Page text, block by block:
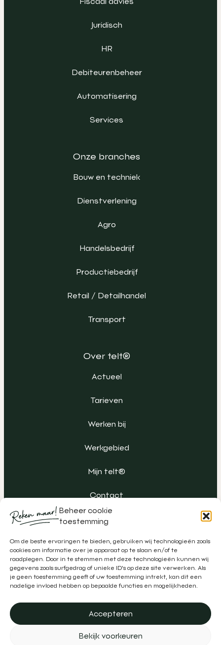
Beheer cookie
toestemming
Om de beste ervaringen te bieden, gebruiken wij technologieën zoals
cookies om informatie over je apparaat op te slaan en/of te
raadplegen. Door in te stemmen met deze technologieën kunnen wij
gegevens zoals surfgedrag of unieke ID's op deze site verwerken. Als
je geen toestemming geeft of uw toestemming intrekt, kan dit een
nadelige invloed hebben op bepaalde functies en mogelijkheden.
Accepteren
Bekijk voorkeuren
Juridisch
HR
Debiteurenbeheer
Automatisering
Services
Onze branches
Bouw en techniek
Dienstverlening
Agro
Handelsbedrijf
Productiebedrijf
Retail / Detailhandel
Transport
Over telt®
Actueel
Tarieven
Werken bij
Werkgebied
Mijn telt®
Contact
Algemene voorwaarden
Klachtenregeling
Privacy
Disclaimer